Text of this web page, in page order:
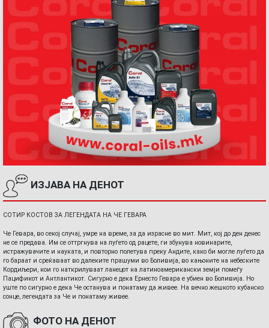
ИЗЈАВА НА ДЕНОТ
СОТИР КОСТОВ ЗА ЛЕГЕНДАТА НА ЧЕ ГЕВАРА
Че Гевара, во секој случај, умре на време, за да израсне во мит. Мит, кој до ден денес
не се предава. Им се оттргнува на луѓето од рацете, ги збунува новинарите,
истражувачите и науката, и повторно полетува преку Андите, како би могле луѓето да
го бараат и среќаваат во далеките прашуми во Боливија, во кањоните на небеските
Кордиљери, кои го наткрилуваат ланецот на латиноамерикански земји помеѓу
Пацификот и Антлантикот. Сигурно е дека Ернесто Гевара е убиен во Боливија. Но
уште по сигурно е дека Че останува и понатаму да живее. На вечно жешкото кубанско
сонце, легендата за Че и понатаму живее.
ФОТО НА ДЕНОТ